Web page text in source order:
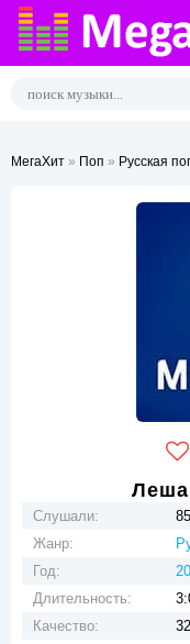
МегаХит » Поп » Русская
Леша
Слушали:
85
Жанр:
Год:
Длительность:
Качество: